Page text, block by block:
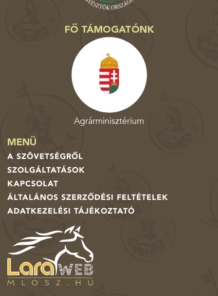
FŐ TÁMOGATÓNK
Agrárminisztérium
MENÜ
A SZÖVETSÉGRŐL
SZOLGÁLTATÁSOK
KAPCSOLAT
ÁLTALÁNOS SZERZŐDÉSI FELTÉTELEK
ADATKEZELÉSI TÁJÉKOZTATÓ